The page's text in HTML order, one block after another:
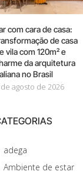
com cara de casa:
de casa
vila com 120m² e
da arquitetura
no Brasil
agosto de 2026
adega
Ambiente de estar